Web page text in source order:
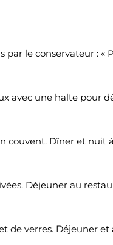
par le conservateur : «
avec une halte pour
couvent. Dîner et nuit
Déjeuner au
de verres. Déjeuner